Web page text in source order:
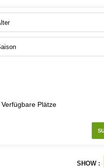
Verfügbare Plätze
SHOW :